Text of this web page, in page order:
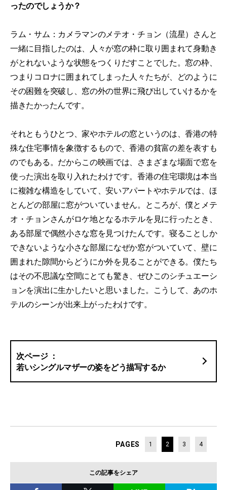
ったのでしょうか？
ラム・サム：カメラマンのメテオ・チョン（流星）さんと
一緒に目指したのは、人々が窓の枠に取り囲まれて身動き
がとれないような状態をつくりだすことでした。窓の枠、
つまりコロナに囲まれてしまった人々たちが、どのように
その困難を突破し、窓の外の世界に飛び出していけるかを
描きたかったんです。
それともうひとつ、家やホテルの窓というのは、香港の特
殊な住宅事情を象徴するもので、香港の貧富の差を表すも
のでもある。だからこの映画では、さまざまな場面で窓を
使った演出を取り入れたわけです。香港の住宅環境は本当
に複雑な構造をしていて、安いアパートやホテルでは、ほ
とんどの部屋に窓がついていません。ところが、僕とメテ
オ・チョンさんがロケ地となるホテルを見に行ったとき、
ある部屋で偶然小さな窓を見つけたんです。寝ることしか
できないような小さな部屋になぜか窓がついていて、壁に
囲まれた隙間からどうにか外を見ることができる。僕たち
はその不思議な空間にとても驚き、ぜひこのシチュエーシ
ョンを演出に生かしたいと思いました。こうして、あのホ
テルのシーンが出来上がったわけです。
若いシングルマザーの姿をどう描写するか
PAGES 1 2 3 4
この記事をシェア